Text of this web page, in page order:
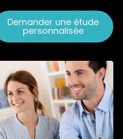
Demander une étude
personnalisée